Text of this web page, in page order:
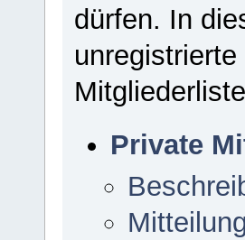
dürfen. In
Private